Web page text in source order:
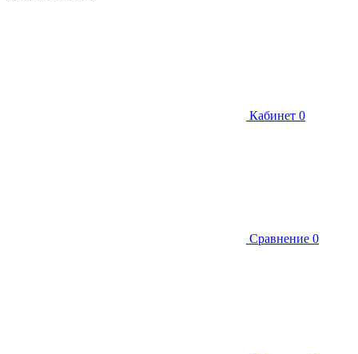
Кабинет 0
Сравнение 0